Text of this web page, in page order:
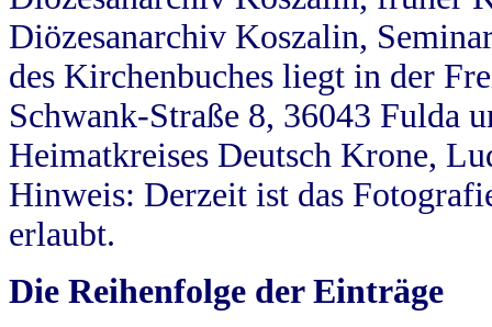
Diözesanarchiv Koszalin,
des Kirchenbuches liegt in der
Schwank-Straße 8, 36043 Fulda
Heimatkreises Deutsch Krone,
Hinweis: Derzeit ist das
erlaubt.
Die Reihenfolge der Einträge